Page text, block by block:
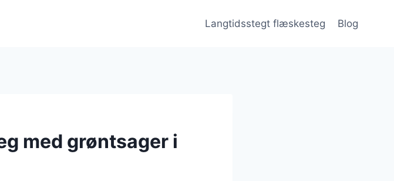
Langtidsstegt flæskesteg Blog
med grøntsager i